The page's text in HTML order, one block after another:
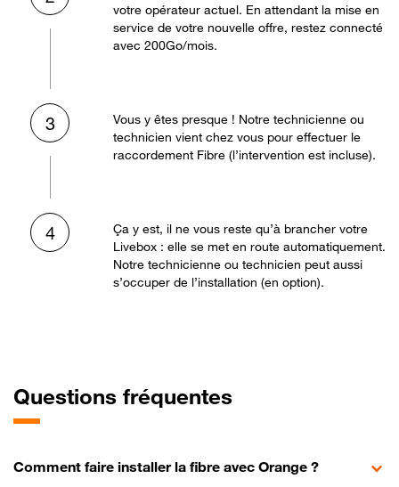
votre opérateur actuel. En attendant la mise en
service de votre nouvelle offre, restez connecté
avec 200Go/mois.
3
Vous y êtes presque ! Notre technicienne ou
technicien vient chez vous pour effectuer le
raccordement Fibre (l’intervention est incluse).
4
Ça y est, il ne vous reste qu’à brancher votre
Livebox : elle se met en route automatiquement.
Notre technicienne ou technicien peut aussi
s’occuper de l’installation (en option).
Questions fréquentes
Comment faire installer la fibre avec Orange ?